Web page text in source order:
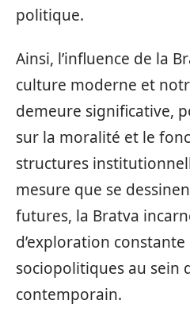
politique.
Ainsi, l’influence de la
culture moderne et
demeure significative,
sur la moralité et le
structures
mesure que se
futures, la Bratva
d’exploration
sociopolitiques au sein
contemporain.